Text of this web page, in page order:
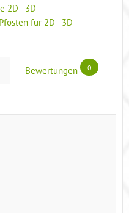
2D - 3D
Pfosten für 2D - 3D
Bewertungen 0